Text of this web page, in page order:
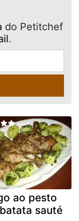
do Petitchef
.
ao pesto
sauté